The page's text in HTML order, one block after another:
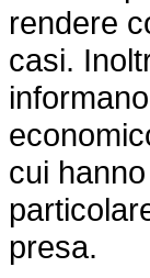
rendere
casi.
cui
presa.